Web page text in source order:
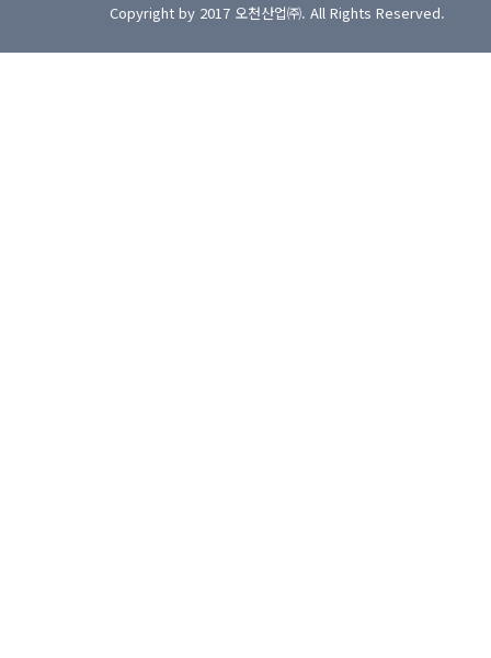
Copyright by 2017 오천산업㈜. All Rights Reserved.